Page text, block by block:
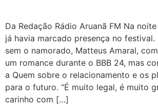
Da Redação Rádio Aruanã FM Na
já havia marcado presença no
sem o namorado, Matteus Amaral,
um romance durante o BBB 24, mas
a Quem sobre o relacionamento e os
para o futuro. “É muito legal, é muito
carinho com […]